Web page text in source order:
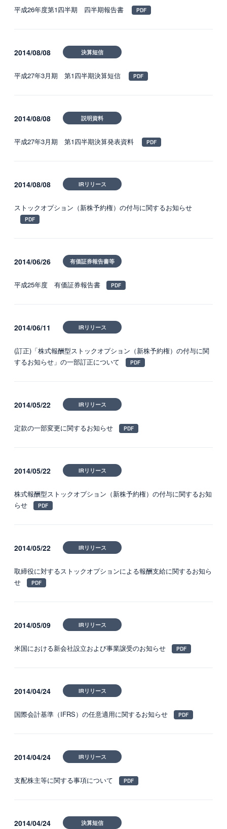
カルチャー・制度
グループ会社 採用情報
お問い合わせ
平成26年度第1四半期 四半期報告書
2014/08/08 決算短信
平成27年3月期 第1四半期決算短信
2014/08/08 説明資料
平成27年3月期 第1四半期決算発表資料
2014/08/08 IRリリース
ストックオプション（新株予約権）の付与に関するお知らせ
2014/06/26 有価証券報告書等
平成25年度 有価証券報告書
2014/06/11 IRリリース
(訂正)「株式報酬型ストックオプション（新株予約権）の付与に関
するお知らせ」の一部訂正について
2014/05/22 IRリリース
定款の一部変更に関するお知らせ
2014/05/22 IRリリース
株式報酬型ストックオプション（新株予約権）の付与に関するお知
らせ
2014/05/22 IRリリース
取締役に対するストックオプションによる報酬支給に関するお知ら
せ
2014/05/09 IRリリース
米国における新会社設立および事業譲受のお知らせ
2014/04/24 IRリリース
国際会計基準（IFRS）の任意適用に関するお知らせ
2014/04/24 IRリリース
支配株主等に関する事項について
2014/04/24 決算短信